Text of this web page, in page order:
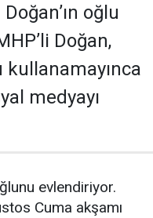
oğlu
Doğan,
medyayı
evlendiriyor.
Cuma akşamı